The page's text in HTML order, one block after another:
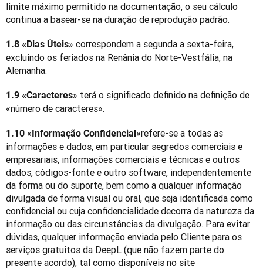
limite máximo permitido na documentação, o seu cálculo
continua a basear-se na duração de reprodução padrão.
1.8 «Dias Úteis» correspondem a segunda a sexta-feira,
excluindo os feriados na Renânia do Norte-Vestfália, na
Alemanha.
1.9 «Caracteres» terá o significado definido na definição de
«número de caracteres».
1.10 «Informação Confidencial»refere-se a todas as
informações e dados, em particular segredos comerciais e
empresariais, informações comerciais e técnicas e outros
dados, códigos-fonte e outro software, independentemente
da forma ou do suporte, bem como a qualquer informação
divulgada de forma visual ou oral, que seja identificada como
confidencial ou cuja confidencialidade decorra da natureza da
informação ou das circunstâncias da divulgação. Para evitar
dúvidas, qualquer informação enviada pelo Cliente para os
serviços gratuitos da DeepL (que não fazem parte do
presente acordo), tal como disponíveis no site